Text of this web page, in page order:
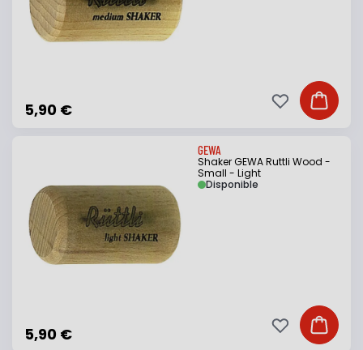
5,90 € Ajouter
Ajouter à ma
GEWA
Shaker GEWA Ruttli Wood -
Small - Light
5,90 €
Disponible
Ajouter
Ajouter à ma